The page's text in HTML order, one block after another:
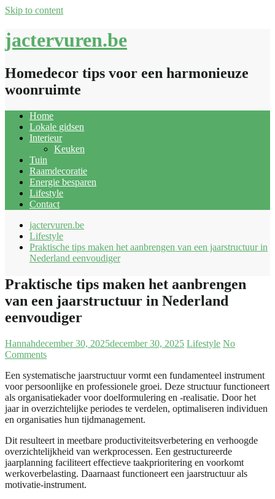
Skip to content
jactervuren.be
Homedecor tips voor een harmonieuze
woonruimte
Home
Lokale gidsen
Interieur
Keuken
Tuin
Raamdecoratie
Energie besparen
Lifestyle
Contact
jactervuren.be
Lifestyle
Praktische tips maken het aanbrengen van een jaarstructuur in
Nederland eenvoudiger
Praktische tips maken het aanbrengen
van een jaarstructuur in Nederland
eenvoudiger
Hannahdecember 30, 2025december 30, 2025 Lifestyle No
Comments
Een systematische jaarstructuur vormt een fundamenteel instrument
voor persoonlijke en professionele groei. Deze structuur functioneert
als organisatiekader voor doelformulering en -realisatie. Door het
jaar in overzichtelijke periodes te verdelen, optimaliseren individuen
en organisaties hun tijdmanagement.
Dit resulteert in meetbare productiviteitsverbetering en verhoogde
overzichtelijkheid van werkprocessen. Een gestructureerde
jaarplanning faciliteert effectieve taakprioritering en voorkomt
werkoverbelasting. Daarnaast functioneert een jaarstructuur als
motivatie-instrument.